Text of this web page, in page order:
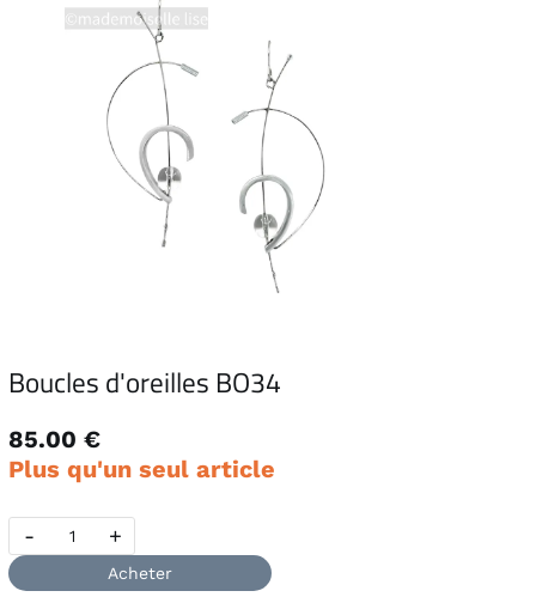
Boucles d'oreilles BO34
85.00 €
Plus qu'un seul article
- +
Acheter